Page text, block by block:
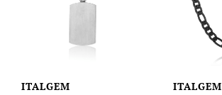
ITALGEM ITALGEM